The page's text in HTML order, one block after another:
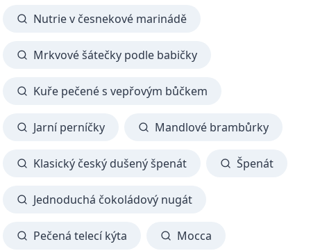
Nutrie v česnekové marinádě
Mrkvové šátečky podle babičky
Kuře pečené s vepřovým bůčkem
Jarní perníčky Mandlové brambůrky
Klasický český dušený špenát Špenát
Jednoduchá čokoládový nugát
Pečená telecí kýta Mocca